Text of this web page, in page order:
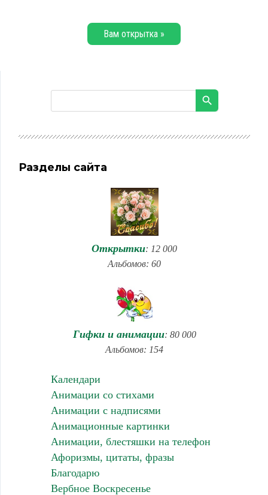
Вам открытка »
Разделы сайта
Открытки: 12 000
Альбомов: 60
Гифки и анимации: 80 000
Альбомов: 154
Календари
Анимации со стихами
Анимации с надписями
Анимационные картинки
Анимации, блестяшки на телефон
Афоризмы, цитаты, фразы
Благодарю
Вербное Воскресенье